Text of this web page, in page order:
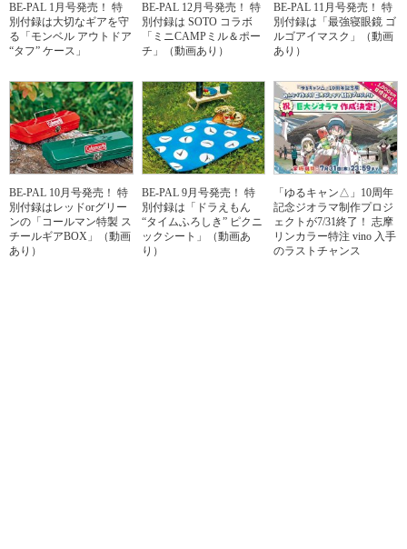
BE-PAL 1月号発売！ 特
別付録は大切なギアを守
る「モンベル アウトドア
“タフ” ケース」
BE-PAL 12月号発売！ 特
別付録は SOTO コラボ
「ミニCAMPミル＆ポー
チ」（動画あり）
BE-PAL 11月号発売！ 特
別付録は「最強寝眼鏡 ゴ
ルゴアイマスク」（動画
あり）
BE-PAL 10月号発売！ 特
別付録はレッドorグリー
ンの「コールマン特製 ス
チールギアBOX」（動画
あり）
BE-PAL 9月号発売！ 特
別付録は「ドラえもん
“タイムふろしき” ピクニ
ックシート」（動画あ
り）
「ゆるキャン△」10周年
記念ジオラマ制作プロジ
ェクトが7/31終了！ 志摩
リンカラー特注 vino 入手
のラストチャンス